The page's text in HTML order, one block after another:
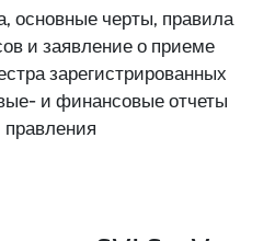
основные черты, правила
и заявление о приеме
зарегистрированных
и финансовые отчеты
правления